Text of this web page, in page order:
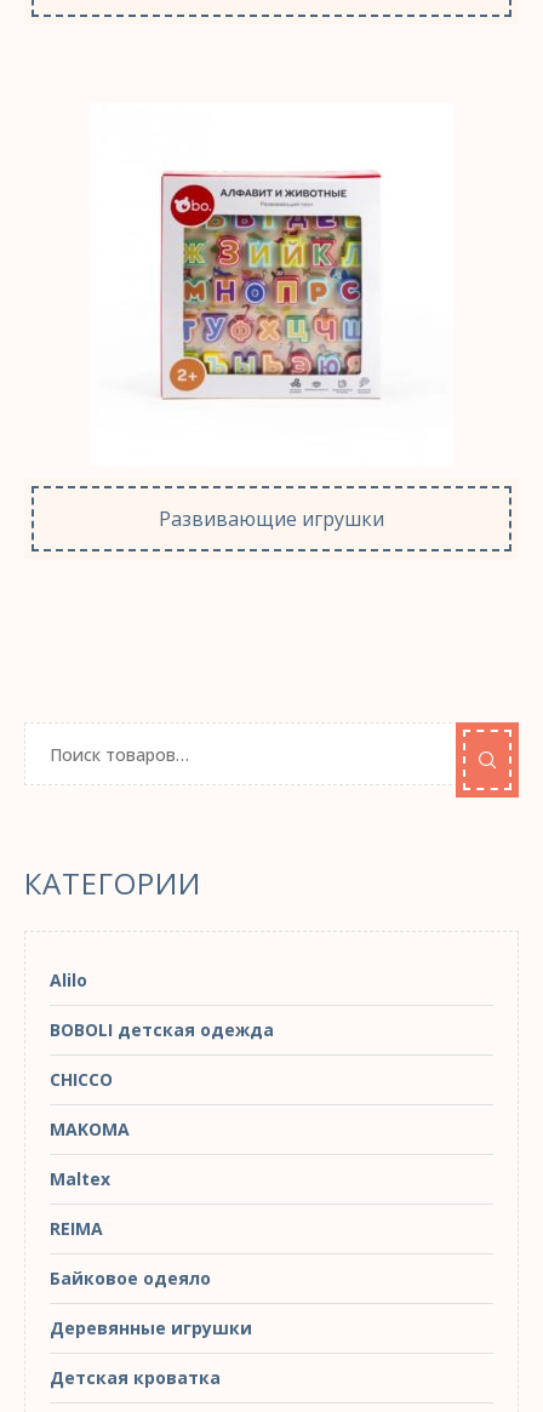
Развивающие игрушки
КАТЕГОРИИ
Alilo
BOBOLI детская одежда
CHICCO
MAKOMA
Maltex
REIMA
Байковое одеяло
Деревянные игрушки
Детская кроватка